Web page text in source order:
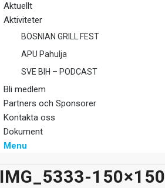
Aktuellt
Aktiviteter
BOSNIAN GRILL FEST
APU Pahulja
SVE BIH – PODCAST
Bli medlem
Partners och Sponsorer
Kontakta oss
Dokument
Menu
IMG_5333-150×150